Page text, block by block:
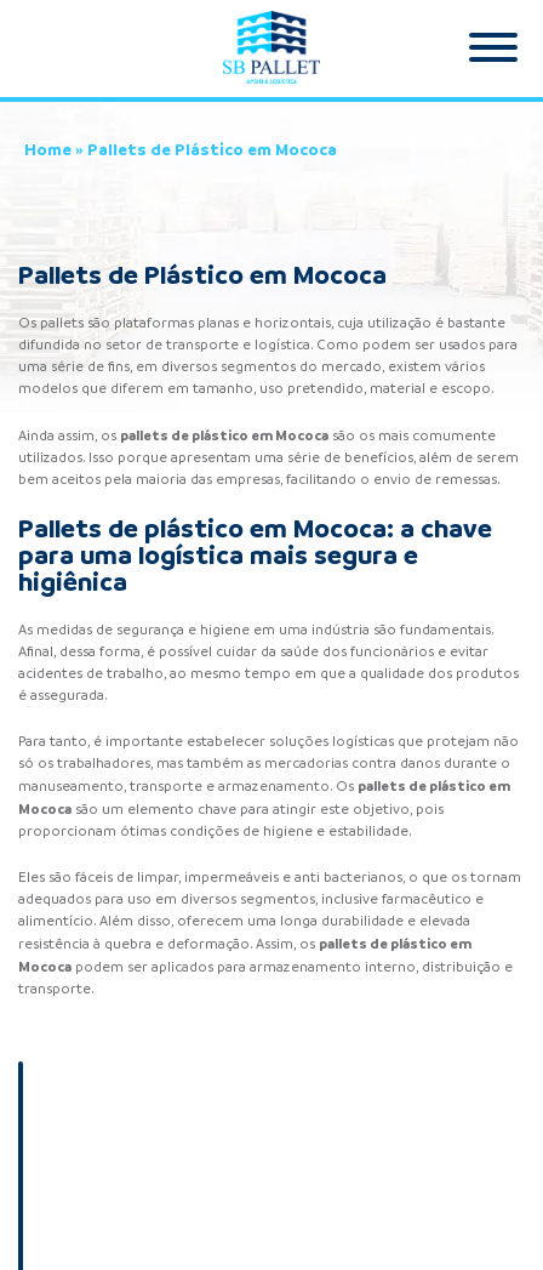
Home» Pallets de Plástico em Mococa
Pallets de Plástico em Mococa
Os pallets são plataformas planas e horizontais, cuja utilização é bastante
difundida no setor de transporte e logística. Como podem ser usados para
uma série de fins, em diversos segmentos do mercado, existem vários
modelos que diferem em tamanho, uso pretendido, material e escopo.
Ainda assim, os pallets de plástico em Mococa são os mais comumente
utilizados. Isso porque apresentam uma série de benefícios, além de serem
bem aceitos pela maioria das empresas, facilitando o envio de remessas.
Pallets de plástico em Mococa: a chave
para uma logística mais segura e
higiênica
As medidas de segurança e higiene em uma indústria são fundamentais.
Afinal, dessa forma, é possível cuidar da saúde dos funcionários e evitar
acidentes de trabalho, ao mesmo tempo em que a qualidade dos produtos
é assegurada.
Para tanto, é importante estabelecer soluções logísticas que protejam não
só os trabalhadores, mas também as mercadorias contra danos durante o
manuseamento, transporte e armazenamento. Os pallets de plástico em
Mococa são um elemento chave para atingir este objetivo, pois
proporcionam ótimas condições de higiene e estabilidade.
Eles são fáceis de limpar, impermeáveis e anti bacterianos, o que os tornam
adequados para uso em diversos segmentos, inclusive farmacêutico e
alimentício. Além disso, oferecem uma longa durabilidade e elevada
resistência à quebra e deformação. Assim, os pallets de plástico em
Mococa podem ser aplicados para armazenamento interno, distribuição e
transporte.